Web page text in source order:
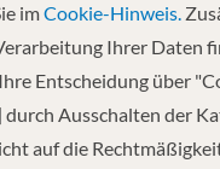
imCookie-Hinweis.
Ihrer Daten
Entscheidung über
Ausschalten der
auf die